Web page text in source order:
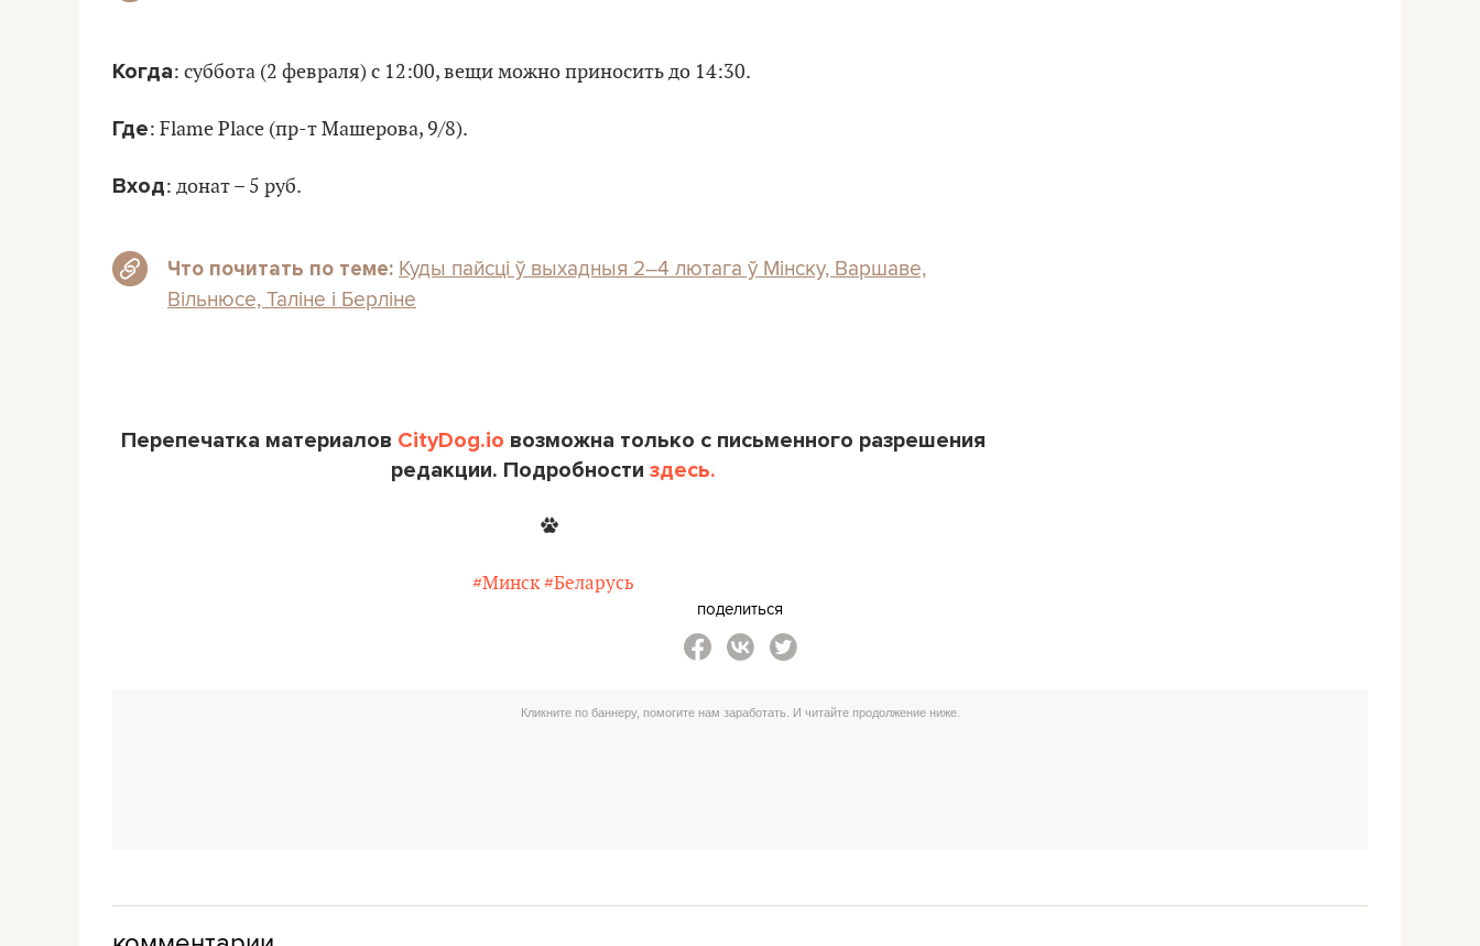
Когда: суббота (2 февраля) с 12:00, вещи можно приносить до 14:30.
Где: Flame Place (пр-т Машерова, 9/8).
Вход: донат – 5 руб.
Что почитать по теме: Куды пайсці ў выхадныя 2–4 лютага ў Мінску, Варшаве,
Вільнюсе, Таліне і Берліне
Перепечатка материалов CityDog.io возможна только с письменного разрешения
редакции. Подробности здесь.
#Минск #Беларусь
поделиться